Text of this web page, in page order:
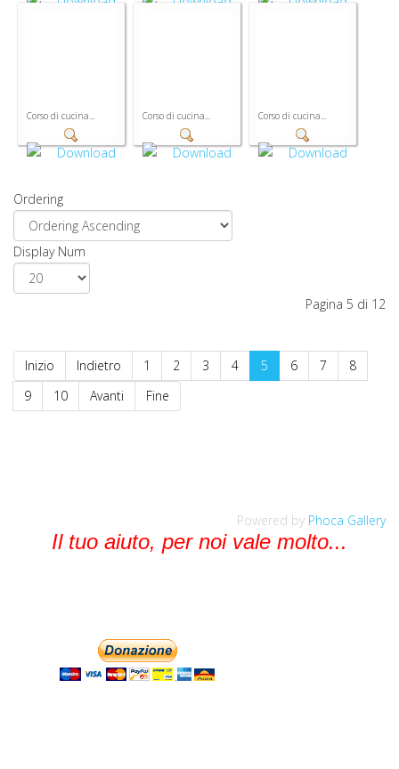
Corso di cucina... Corso di cucina... Corso di cucina...
Ordering
Display Num
Pagina 5 di 12
Inizio Indietro 1 2 3 4 5 6 7
8
9
10 Avanti Fine
Powered by Phoca Gallery
Il tuo aiuto, per noi vale molto...